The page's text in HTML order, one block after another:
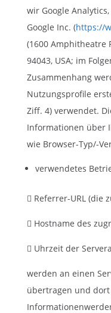
wir Google
Google Inc. (https://
(1600 Amphitheatre
94043, USA; im
Zusammenhang
Nutzungsprofile
Ziff. 4) verwendet.
Informationen über
wie Browser-Typ/-
verwendetes
 Referrer-URL (die
 Hostname des
 Uhrzeit der
werden an einen
übertragen und